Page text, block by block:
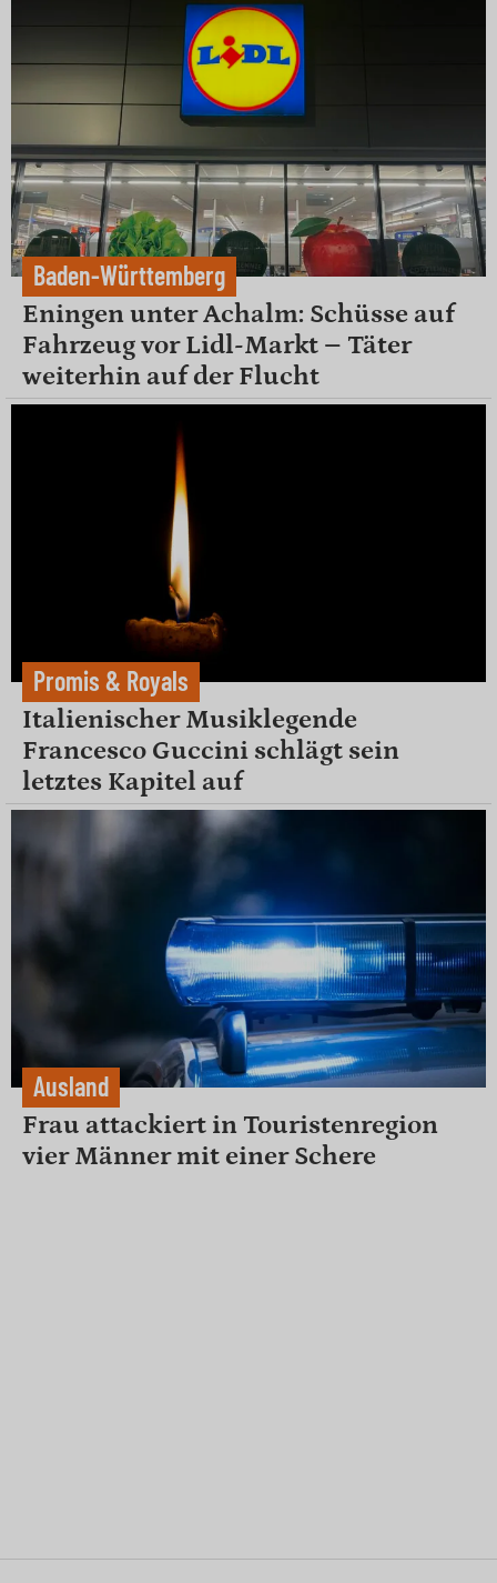
Baden-Württemberg
Eningen unter Achalm: Schüsse auf
Fahrzeug vor Lidl-Markt – Täter
weiterhin auf der Flucht
Promis & Royals
Italienischer Musiklegende
Francesco Guccini schlägt sein
letztes Kapitel auf
Ausland
Frau attackiert in Touristenregion
vier Männer mit einer Schere